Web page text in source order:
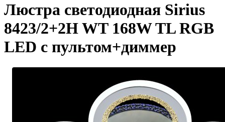
Люстра светодиодная Sirius
8423/2+2H WT 168W TL RGB
LED с пультом+диммер